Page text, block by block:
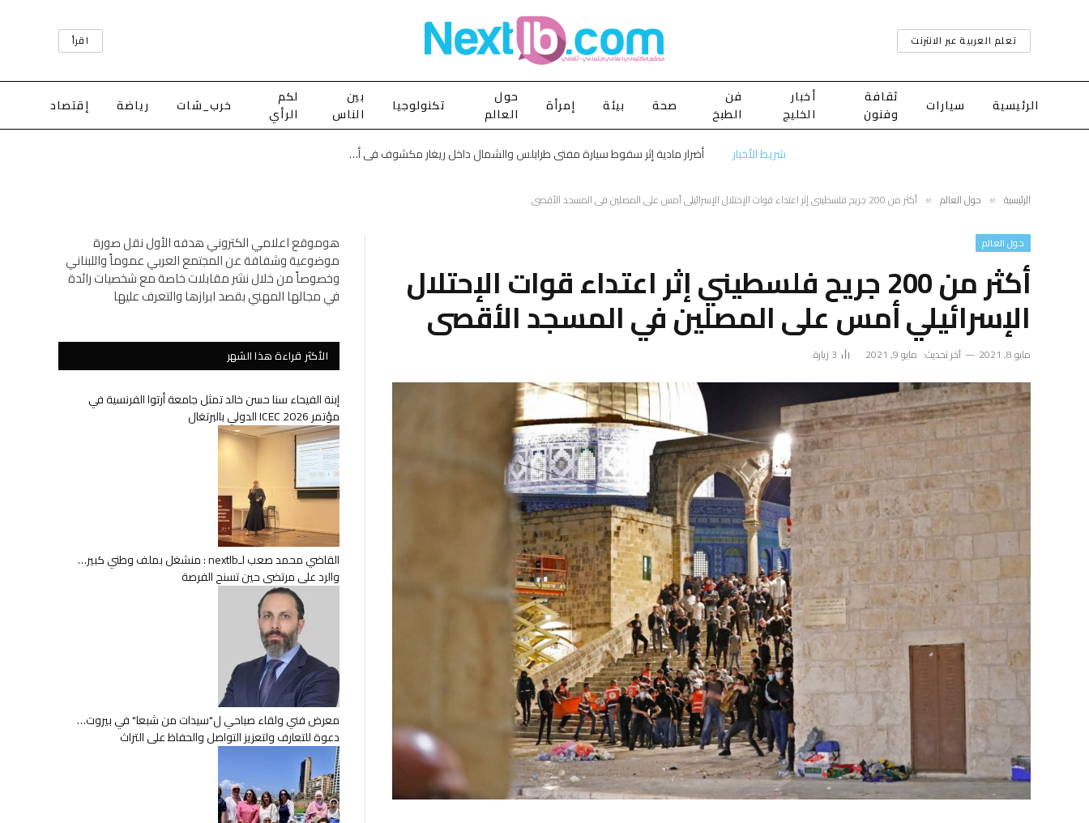
تعلم العربية عبر الانترنت اقرأ
الرئيسية سيارات
ثقافة
وفنون
أخبار
الخليج
فن
الطبخ
صحة بيئة إمرأة
حول
العالم
تكنولوجيا
بين
الناس
لكم
الرأي
خرب_شات رياضة إقتصاد
شريط الأخبار أضرار مادية إثر سقوط سيارة مفتي طرابلس والشمال داخل ريغار مكشوف في أبي سمراء
الرئيسية » حول العالم » أكثر من 200 جريح فلسطيني إثر اعتداء قوات الإحتلال الإسرائيلي أمس على المصلين في المسجد الأقصى
حول العالم
أكثر من 200 جريح فلسطيني إثر اعتداء قوات الإحتلال
الإسرائيلي أمس على المصلين في المسجد الأقصى
مايو 8, 2021 آخر تحديث: مايو 9, 2021 3 زيارة
هوموقع اعلامي الكتروني هدفه الأول نقل صورة
موضوعية وشفافة عن المجتمع العربي عموماً واللبناني
وخصوصاً من خلال نشر مقابلات خاصة مع شخصيات رائدة
في مجالها المهني بقصد ابرازها والتعرف عليها
الأكثر قراءة هذا الشهر
إبنة الفيحاء سنا حسن خالد تمثل جامعة أرتوا الفرنسية في
مؤتمر ICEC 2026 الدولي بالبرتغال
القاضي محمد صعب لـnextlb : منشغل بملف وطني كبير…
والرد على مرتضى حين تسنح الفرصة
معرض فني ولقاء صباحي ل"سيدات من شبعا" في بيروت…
دعوة للتعارف ولتعزيز التواصل والحفاظ على التراث